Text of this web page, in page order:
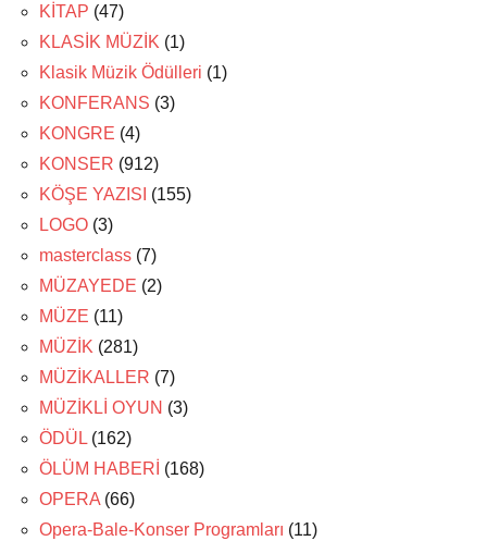
KİTAP (47)
KLASİK MÜZİK (1)
Klasik Müzik Ödülleri (1)
KONFERANS (3)
KONGRE (4)
KONSER (912)
KÖŞE YAZISI (155)
LOGO (3)
masterclass (7)
MÜZAYEDE (2)
MÜZE (11)
MÜZİK (281)
MÜZİKALLER (7)
MÜZİKLİ OYUN (3)
ÖDÜL (162)
ÖLÜM HABERİ (168)
OPERA (66)
Opera-Bale-Konser Programları (11)